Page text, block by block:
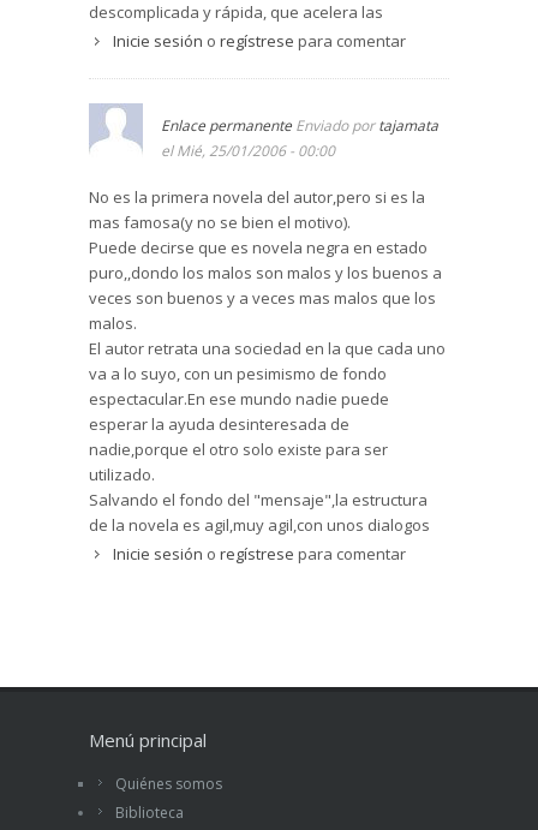
descomplicada y rápida, que acelera las
peripecias de la trama. Los abundantes diálogos
el éxito de las adaptaciones de sus novelas al
cine.
Inicie sesión o regístrese para comentar
Enlace permanente Enviado portajamata
el Mié, 25/01/2006 - 00:00
No es la primera novela del autor,pero si es la
mas famosa(y no se bien el motivo).
Puede decirse que es novela negra en estado
puro,,dondo los malos son malos y los buenos a
veces son buenos y a veces mas malos que los
malos.
El autor retrata una sociedad en la que cada uno
va a lo suyo, con un pesimismo de fondo
espectacular.En ese mundo nadie puede
esperar la ayuda desinteresada de
nadie,porque el otro solo existe para ser
utilizado.
Salvando el fondo del "mensaje",la estructura
de la novela es agil,muy agil,con unos dialogos
chispeantes,vivos, que dan lugar a una accion
Inicie sesión o regístrese para comentar
Menú principal
Quiénes somos
Biblioteca